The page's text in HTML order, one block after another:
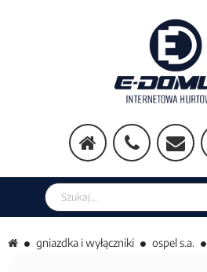
Szukaj w sklepie
gniazdka i wyłączniki ospel s.a.